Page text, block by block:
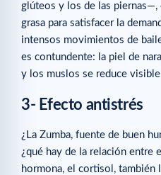
glúteos y los de las piernas—,
grasa para satisfacer la
intensos movimientos de
es contundente: la piel de
y los muslos se reduce
3- Efecto antistrés
¿La Zumba, fuente de buen
¿qué hay de la relación entre
hormona, el cortisol, también